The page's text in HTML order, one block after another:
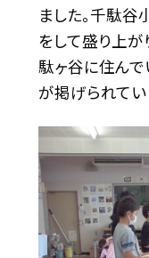
ました。千駄
をして盛り上
駄ヶ谷に住ん
が掲げられてい